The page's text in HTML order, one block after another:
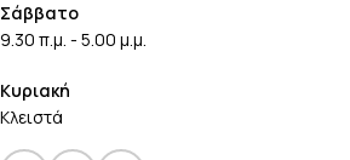
Σάββατο
9.30 π.μ. - 5.00 μ.μ.
Κυριακή
Κλειστά